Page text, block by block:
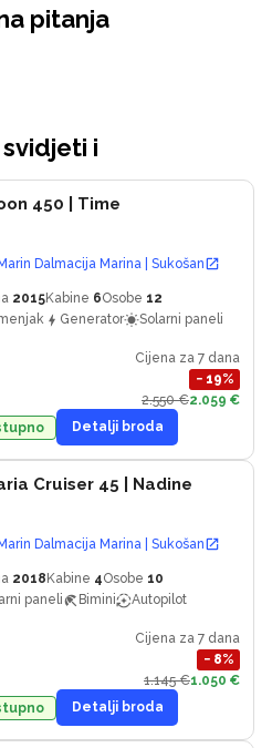
pitanja
i
450 | Time
Dalmacija Marina | Sukošan
2015Kabine 6Osobe 12
Generator Solarni paneli
Cijena za 7 dana
− 19%
2.550 €2.059 €
Detalji broda
Cruiser 45 | Nadine
Dalmacija Marina | Sukošan
2018 Kabine 4Osobe 10
paneli
Bimini Autopilot
Cijena za 7 dana
− 8%
1.145 €1.050 €
Detalji broda